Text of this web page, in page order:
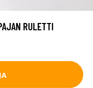
RULETTI